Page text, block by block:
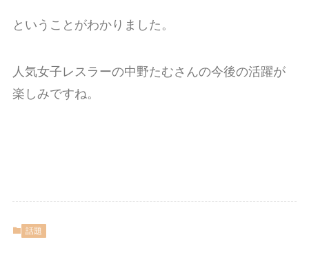
ということがわかりました。
人気女子レスラーの中野たむさんの今後の活躍が
楽しみですね。
話題